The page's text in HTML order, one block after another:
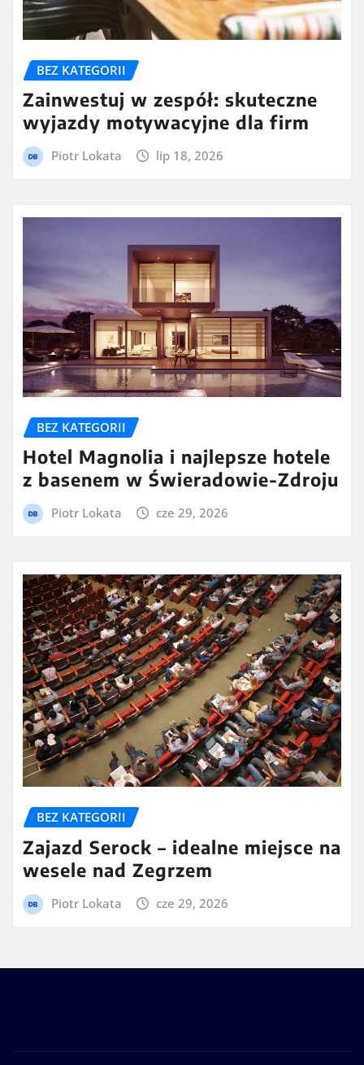
BEZ KATEGORII
Zainwestuj w zespół: skuteczne
wyjazdy motywacyjne dla firm
Piotr Lokata lip 18, 2026
BEZ KATEGORII
Hotel Magnolia i najlepsze hotele
z basenem w Świeradowie-Zdroju
Piotr Lokata cze 29, 2026
BEZ KATEGORII
Zajazd Serock – idealne miejsce na
wesele nad Zegrzem
Piotr Lokata cze 29, 2026